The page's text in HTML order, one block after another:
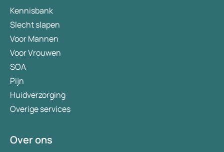
Kennisbank
Slecht slapen
Voor Mannen
Voor Vrouwen
SOA
Pijn
Huidverzorging
Overige services
Over ons